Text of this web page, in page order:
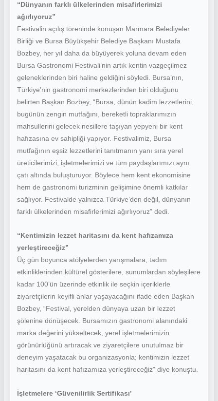
“Dünyanın farklı ülkelerinden misafirlerimizi
ağırlıyoruz”
Festivalin açılış töreninde konuşan Marmara Belediyeler
Birliği ve Bursa Büyükşehir Belediye Başkanı Mustafa
Bozbey, her yıl daha da büyüyerek yoluna devam eden
Bursa Gastronomi Festivali’nin artık kentin vazgeçilmez
geleneklerinden biri haline geldiğini söyledi. Bursa’nın,
Türkiye’nin gastronomi merkezlerinden biri olduğunu
belirten Başkan Bozbey, “Bursa, dünün kadim lezzetlerini,
bugünün zengin mutfağını, bereketli topraklarımızın
mahsullerini gelecek nesillere taşıyan yepyeni bir kent
hafızasına ev sahipliği yapıyor. Festivalimiz, Bursa
mutfağının eşsiz lezzetlerini tanıtmanın yanı sıra yerel
üreticilerimizi, işletmelerimizi ve tüm paydaşlarımızı aynı
çatı altında buluşturuyor. Böylece hem kent ekonomisine
hem de gastronomi turizminin gelişimine önemli katkılar
sağlıyor. Festivalde yalnızca Türkiye’den değil, dünyanın
farklı ülkelerinden misafirlerimizi ağırlıyoruz” dedi.
“Kentimizin lezzet haritasını da kent hafızamıza
yerleştireceğiz”
Üç gün boyunca atölyelerden yarışmalara, tadım
etkinliklerinden kültürel gösterilere, sunumlardan söyleşilere
kadar 100’ün üzerinde etkinlik ile seçkin içeriklerle
ziyaretçilerin keyifli anlar yaşayacağını ifade eden Başkan
Bozbey, “Festival, yerelden dünyaya uzan bir lezzet
şölenine dönüşecek. Bursamızın gastronomi alanındaki
marka değerini yükseltecek, yerel işletmelerimizin
görünürlüğünü artıracak ve ziyaretçilere unutulmaz bir
deneyim yaşatacak bu organizasyonla; kentimizin lezzet
haritasını da kent hafızamıza yerleştireceğiz” diye konuştu.
İşletmelere ‘Güvenilirlik Sertifikası’